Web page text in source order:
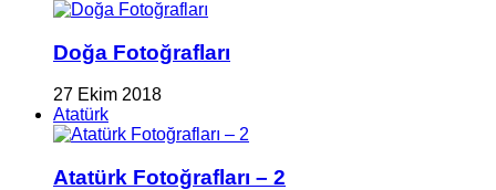
Doğa Fotoğrafları
27 Ekim 2018
Atatürk
Atatürk Fotoğrafları – 2